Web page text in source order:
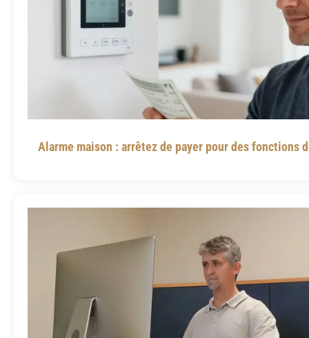
Alarme maison : arrêtez de payer pour des fonctions